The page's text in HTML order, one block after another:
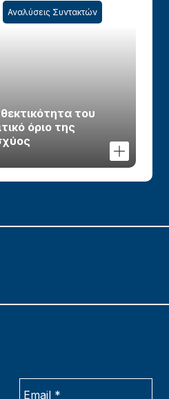
Αναλύσεις Συντακτών
του
όριο της